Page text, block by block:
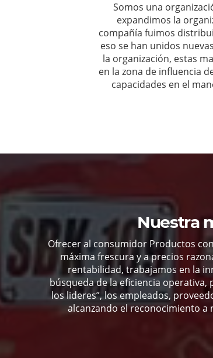
Somos una
expandimos la
compañía fuimos
eso se han unidos
la organización, estas
en la zona de influencia
capacidades en el
Nuestra
Ofrecer al consumidor Productos
máxima frescura y a precios
rentabilidad, trabajamos en la
búsqueda de la eficiencia operativa,
los lideres”, los empleados,
alcanzando el reconocimiento a